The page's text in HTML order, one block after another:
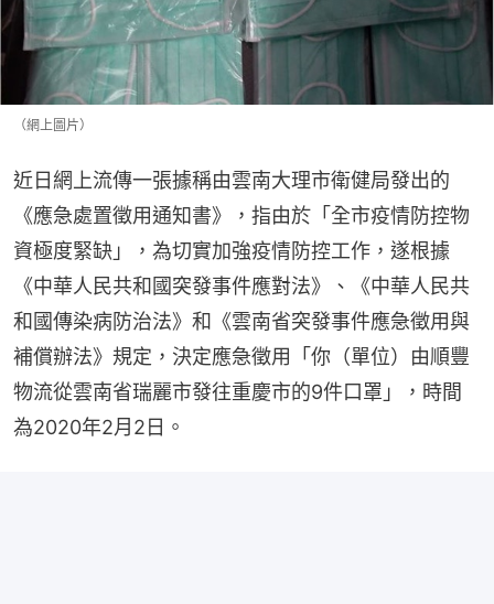
（網上圖片）
近日網上流傳一張據稱由雲南大理市衛健局發出的
《應急處置徵用通知書》，指由於「全市疫情防控物
資極度緊缺」，為切實加強疫情防控工作，遂根據
《中華人民共和國突發事件應對法》、《中華人民共
和國傳染病防治法》和《雲南省突發事件應急徵用與
補償辦法》規定，決定應急徵用「你（單位）由順豐
物流從雲南省瑞麗市發往重慶市的9件口罩」，時間
為2020年2月2日。